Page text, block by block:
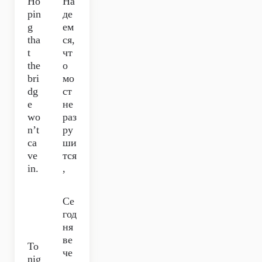
pin
g
tha
t
the
bri
dg
e
wo
n’t
ca
ve
in.
де
ем
ся,
чт
о
мо
ст
не
раз
ру
ши
тся
,
To
nig
Се
год
ня
ве
че